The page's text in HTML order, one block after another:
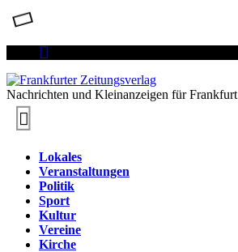
Nachrichten und Kleinanzeigen für Frankfurt
Lokales
Veranstaltungen
Politik
Sport
Kultur
Vereine
Kirche